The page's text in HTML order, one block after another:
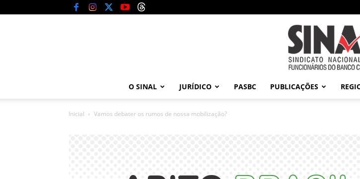
O SINAL JURÍDICO PASBC PUBLICAÇÕES
Inicial Vamos debater os rumos de nossa mobilização?